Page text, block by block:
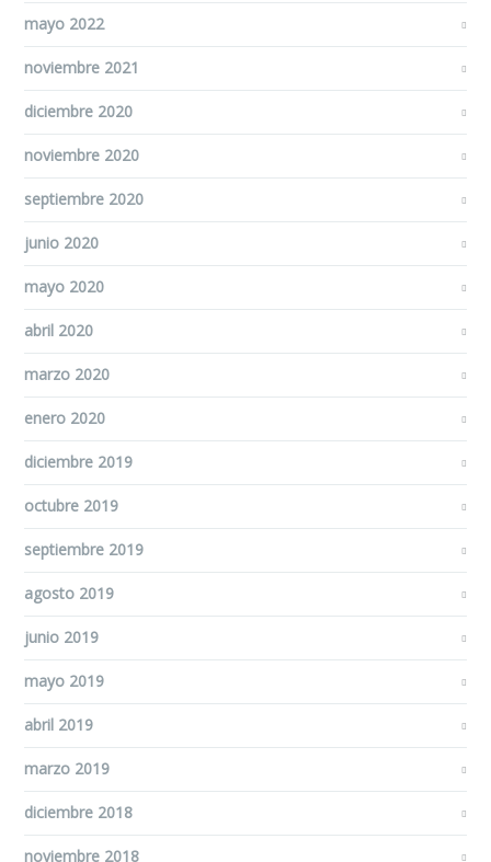
mayo 2022
noviembre 2021
diciembre 2020
noviembre 2020
septiembre 2020
junio 2020
mayo 2020
abril 2020
marzo 2020
enero 2020
diciembre 2019
octubre 2019
septiembre 2019
agosto 2019
junio 2019
mayo 2019
abril 2019
marzo 2019
diciembre 2018
noviembre 2018